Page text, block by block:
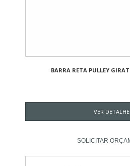
BARRA RETA PULLEY
VER
SOLICITAR